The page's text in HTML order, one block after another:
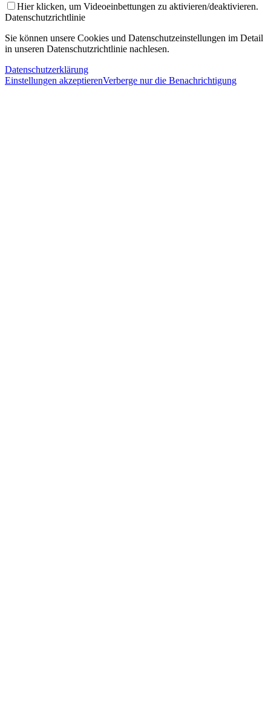
Hier klicken, um Videoeinbettungen zu aktivieren/deaktivieren.
Datenschutzrichtlinie
Sie können unsere Cookies und Datenschutzeinstellungen im Detail
in unseren Datenschutzrichtlinie nachlesen.
Datenschutzerklärung
Einstellungen akzeptierenVerberge nur die Benachrichtigung